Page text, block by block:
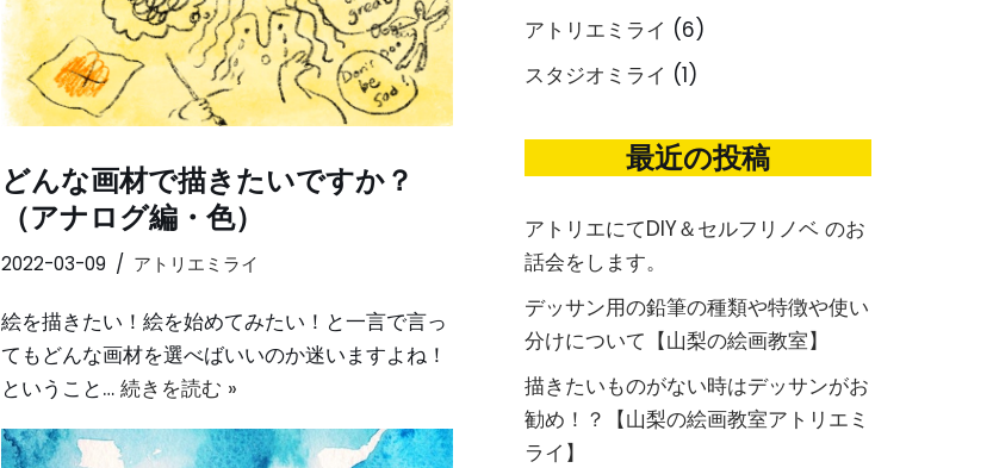
どんな画材で描きたいですか？
（アナログ編・色）
2022-03-09 アトリエミライ
絵を描きたい！絵を始めてみたい！と一言で言っ
てもどんな画材を選べばいいのか迷いますよね！
ということ… 続きを読む »
アトリエミライ (6)
スタジオミライ (1)
最近の投稿
アトリエにてDIY＆セルフリノベ のお
話会をします。
デッサン用の鉛筆の種類や特徴や使い
分けについて【山梨の絵画教室】
描きたいものがない時はデッサンがお
勧め！？【山梨の絵画教室アトリエミ
ライ】